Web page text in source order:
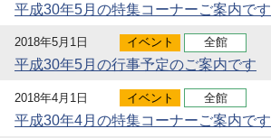
平成30年5月の特集コーナーご案内です
2018年5月1日 イベント 全館
平成30年5月の行事予定のご案内です
2018年4月1日 イベント 全館
平成30年4月の特集コーナーご案内です